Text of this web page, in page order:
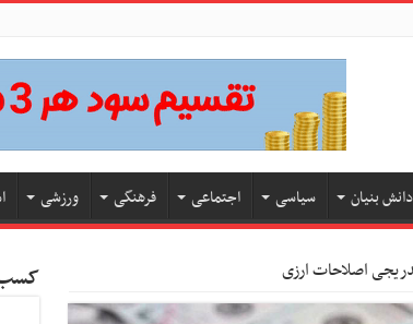
بنیان سیاسی اجتماعی فرهنگی ورزشی
اصلاحات ارزی کسب